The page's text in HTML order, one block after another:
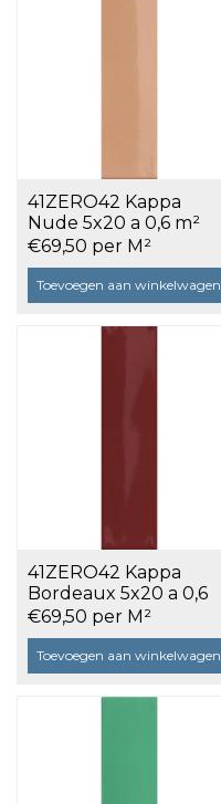
41ZERO42 Kappa
Nude 5x20 a 0,6 m²
€69,50 per M²
Toevoegen aan winkelwagen
41ZERO42 Kappa
Bordeaux 5x20 a 0,6
m²
€69,50 per M²
Toevoegen aan winkelwagen